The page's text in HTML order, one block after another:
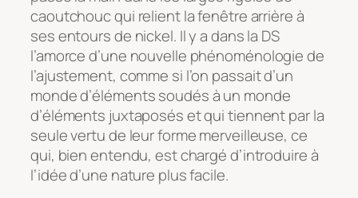
caoutchouc qui relient la fenêtre arrière à
ses entours de nickel. Il y a dans la DS
l’amorce d’une nouvelle phénoménologie de
l’ajustement, comme si l’on passait d’un
monde d’éléments soudés à un monde
d’éléments juxtaposés et qui tiennent par la
seule vertu de leur forme merveilleuse, ce
qui, bien entendu, est chargé d’introduire à
l’idée d’une nature plus facile.